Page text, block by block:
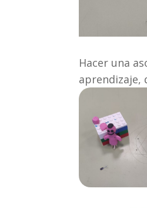
Hacer una
aprendizaje,